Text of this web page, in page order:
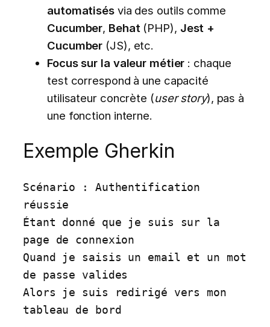
automatisésvia des outils comme
Cucumber, Behat (PHP), Jest +
Cucumber (JS), etc.
Focus sur la valeur métier : chaque
test correspond à une capacité
utilisateur concrète (user story), pas à
une fonction interne.
Exemple Gherkin
Scénario : Authentification
réussie
Étant donné que je suis sur la
page de connexion
Quand je saisis un email et un mot
de passe valides
Alors je suis redirigé vers mon
tableau de bord